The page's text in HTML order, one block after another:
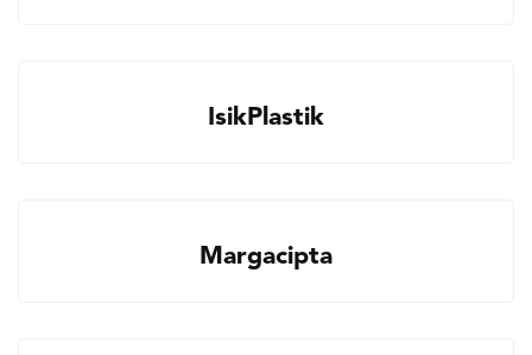
IsikPlastik
Margacipta